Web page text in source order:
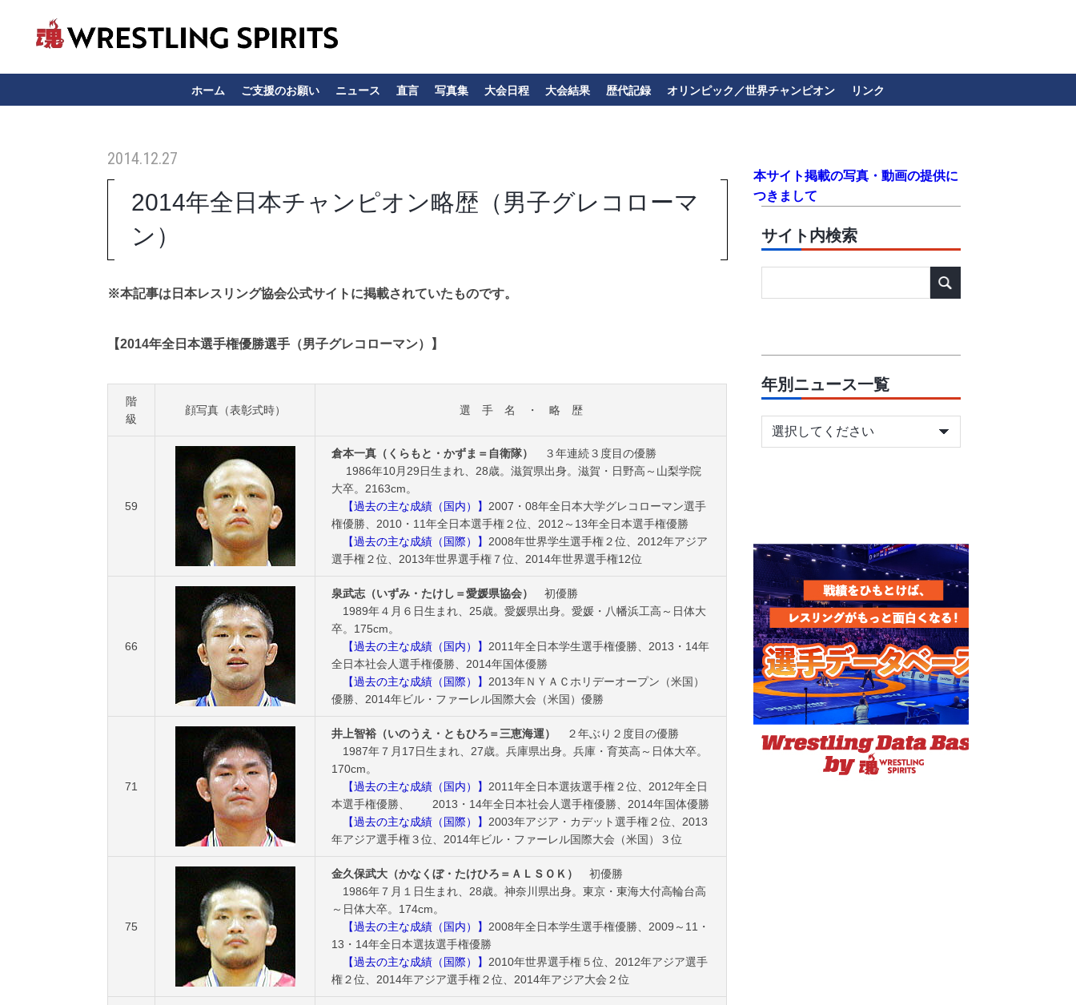
ホーム ご支援のお願い ニュース 直言 写真集 大会日程 大会結果 歴代記録 オリンピック／世界チャンピオン リンク
2014.12.27
2014年全日本チャンピオン略歴（男子グレコローマ
ン）
※本記事は日本レスリング協会公式サイトに掲載されていたものです。
【2014年全日本選手権優勝選手（男子グレコローマン） 】
階
級
顔写真（表彰式時） 選 手 名 ・ 略 歴
59
倉本一真（くらもと・かずま＝自衛隊）
３年連続３度目の優勝
1986年10月29日生まれ、28歳。滋賀県出身。滋賀・日野高～山梨学院
大卒。2163cm。
【過去の主な成績（国内）】 2007・08年全日本大学グレコローマン選手
権優勝、2010・11年全日本選手権２位、2012～13年全日本選手権優勝
【過去の主な成績（国際）】 2008年世界学生選手権２位、2012年アジア
選手権２位、2013年世界選手権７位、2014年世界選手権12位
66
泉武志（いずみ・たけし＝愛媛県協会）
初優勝
1989年４月６日生まれ、25歳。愛媛県出身。愛媛・八幡浜工高～日体大
卒。175cm。
【過去の主な成績（国内）】 2011年全日本学生選手権優勝、2013・14年
全日本社会人選手権優勝、2014年国体優勝
【過去の主な成績（国際）】 2013年ＮＹＡＣホリデーオープン（米国）
優勝、2014年ビル・ファーレル国際大会（米国）優勝
71
井上智裕（いのうえ・ともひろ＝三恵海運）
２年ぶり２度目の優勝
1987年７月17日生まれ、27歳。兵庫県出身。兵庫・育英高～日体大卒。
170cm。
【過去の主な成績（国内）】 2011年全日本選抜選手権２位、2012年全日
本選手権優勝、 2013・14年全日本社会人選手権優勝、2014年国体優勝
【過去の主な成績（国際）】 2003年アジア・カデット選手権２位、2013
年アジア選手権３位、2014年ビル・ファーレル国際大会（米国）３位
75
金久保武大（かなくぼ・たけひろ＝ＡＬＳＯＫ）
初優勝
1986年７月１日生まれ、28歳。神奈川県出身。東京・東海大付高輪台高
～日体大卒。174cm。
【過去の主な成績（国内）】 2008年全日本学生選手権優勝、2009～11・
13・14年全日本選抜選手権優勝
【過去の主な成績（国際）】 2010年世界選手権５位、2012年アジア選手
権２位、2014年アジア選手権２位、2014年アジア大会２位
本サイト掲載の写真・動画の提供に
つきまして
サイト内検索
年別ニュース一覧